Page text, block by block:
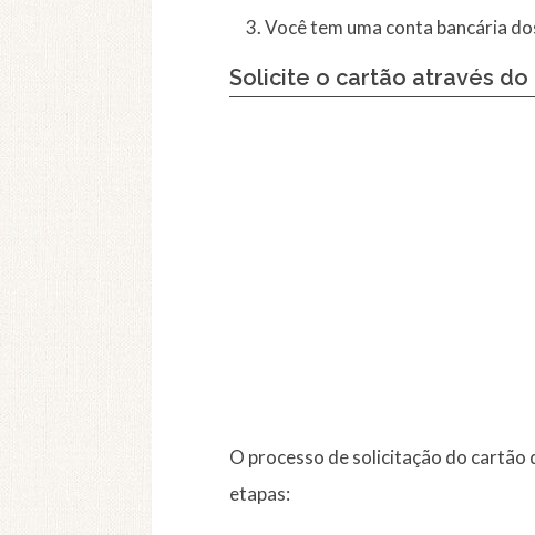
Você tem uma conta bancária
Solicite o cartão através do
O processo de solicitação do cartão
etapas: